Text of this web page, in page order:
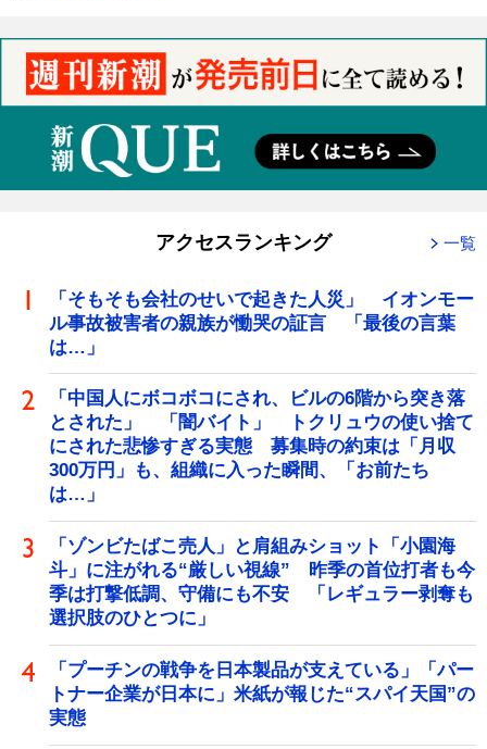
アクセスランキング 一覧
「そもそも会社のせいで起きた人災」 イオンモー
ル事故被害者の親族が慟哭の証言 「最後の言葉
は…」
「中国人にボコボコにされ、ビルの6階から突き落
とされた」 「闇バイト」 トクリュウの使い捨て
にされた悲惨すぎる実態 募集時の約束は「月収
300万円」も、組織に入った瞬間、「お前たち
は…」
「ゾンビたばこ売人」と肩組みショット「小園海
斗」に注がれる“厳しい視線” 昨季の首位打者も今
季は打撃低調、守備にも不安 「レギュラー剥奪も
選択肢のひとつに」
「プーチンの戦争を日本製品が支えている」「パー
トナー企業が日本に」米紙が報じた“スパイ天国”の
実態